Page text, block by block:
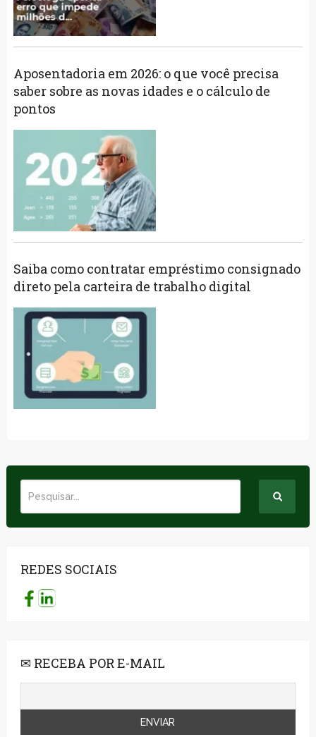
Aposentadoria em 2026: o que você precisa
saber sobre as novas idades e o cálculo de
pontos
Saiba como contratar empréstimo consignado
direto pela carteira de trabalho digital
REDES SOCIAIS
✉ RECEBA POR E-MAIL